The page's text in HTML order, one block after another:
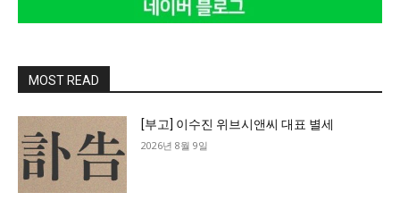
MOST READ
[부고] 이수진 위브시앤씨 대표 별세
2026년 8월 9일